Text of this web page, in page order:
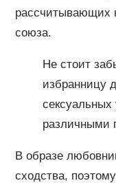
рассчитывающих
союза.
Не стоит
избранницу
сексуальных
различными
В образе
сходства,